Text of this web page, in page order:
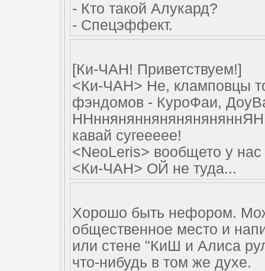
- Кто такой Алукард?
- Спецэффект.
[Ки-ЧАН! Приветствуем!]
<Ки-ЧАН> Не, кламповцы
фэндомов - КуроФаи,
кавай сугеееее!
<NeoLeris> вообщето у нас
<Ки-ЧАН> ОЙ не туда...
Хорошо быть нефором.
общественное место и
или стене "КиШ и Алиса
что-нибудь в том же духе.